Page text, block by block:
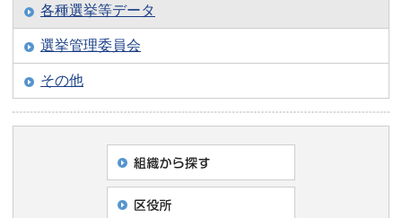
各種選挙等データ
選挙管理委員会
その他